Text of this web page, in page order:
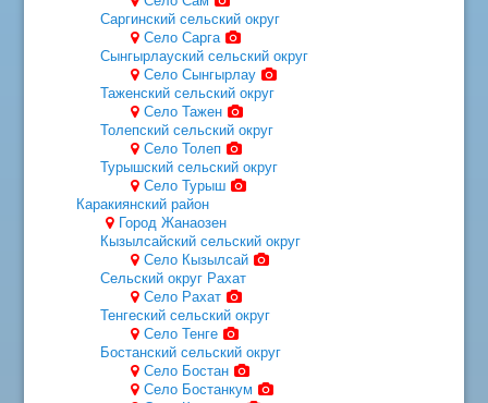
Саргинский сельский округ
Село Сарга
Сынгырлауский сельский округ
Село Сынгырлау
Таженский сельский округ
Село Тажен
Толепский сельский округ
Село Толеп
Турышский сельский округ
Село Турыш
Каракиянский район
Город Жанаозен
Кызылсайский сельский округ
Село Кызылсай
Сельский округ Рахат
Село Рахат
Тенгеский сельский округ
Село Тенге
Бостанский сельский округ
Село Бостан
Село Бостанкум